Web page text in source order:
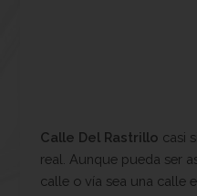
Calle Del Rastrillo casi
real. Aunque pueda ser
calle o vía sea una calle